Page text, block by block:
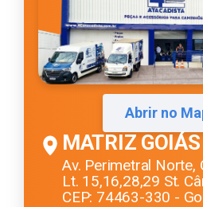
Abrir no
MATRIZ GOIÁS
Av. Perimetral Norte,
Lt. 15,16,28,29 St.
CEP: 74463-330 -